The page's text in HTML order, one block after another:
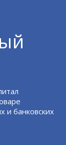
и банковских